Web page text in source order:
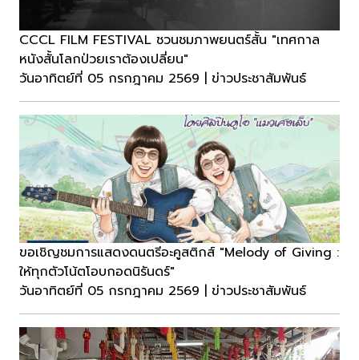
CCCL FILM FESTIVAL ชวนชมภาพยนตร์สั้น "เทศกาล
หนังสั้นโลกป่วยเราต้องเปลี่ยน"
วันอาทิตย์ที่ 05 กรกฎาคม 2569 | ข่าวประชาสัมพันธ์
ขอเชิญชมการแสดงดนตรีอะคูสติกส์ "Melody of Giving :
ให้ทุกตัวโน้ตโอบกอดนิรันดร์"
วันอาทิตย์ที่ 05 กรกฎาคม 2569 | ข่าวประชาสัมพันธ์